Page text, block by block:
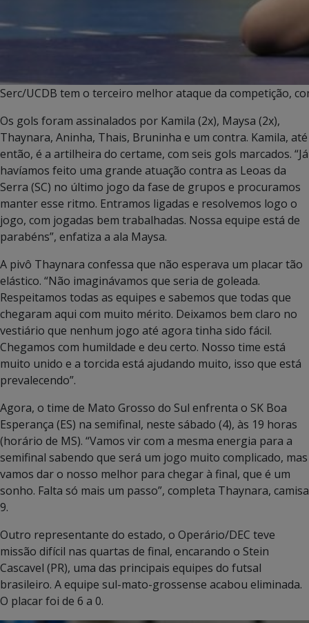
Serc/UCDB tem o terceiro melhor ataque da competição,
Os gols foram assinalados por Kamila (2x), Maysa (2x),
Thaynara, Aninha, Thais, Bruninha e um contra. Kamila, até
então, é a artilheira do certame, com seis gols marcados. “Já
havíamos feito uma grande atuação contra as Leoas da
Serra (SC) no último jogo da fase de grupos e procuramos
manter esse ritmo. Entramos ligadas e resolvemos logo o
jogo, com jogadas bem trabalhadas. Nossa equipe está de
parabéns”, enfatiza a ala Maysa.
A pivô Thaynara confessa que não esperava um placar tão
elástico. “Não imaginávamos que seria de goleada.
Respeitamos todas as equipes e sabemos que todas que
chegaram aqui com muito mérito. Deixamos bem claro no
vestiário que nenhum jogo até agora tinha sido fácil.
Chegamos com humildade e deu certo. Nosso time está
muito unido e a torcida está ajudando muito, isso que está
prevalecendo”.
Agora, o time de Mato Grosso do Sul enfrenta o SK Boa
Esperança (ES) na semifinal, neste sábado (4), às 19 horas
(horário de MS). “Vamos vir com a mesma energia para a
semifinal sabendo que será um jogo muito complicado, mas
vamos dar o nosso melhor para chegar à final, que é um
sonho. Falta só mais um passo”, completa Thaynara, camisa
9.
Outro representante do estado, o Operário/DEC teve
missão difícil nas quartas de final, encarando o Stein
Cascavel (PR), uma das principais equipes do futsal
brasileiro. A equipe sul-mato-grossense acabou eliminada.
O placar foi de 6 a 0.